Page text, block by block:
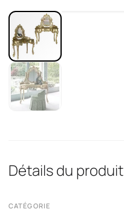
Détails du produit
CATÉGORIE